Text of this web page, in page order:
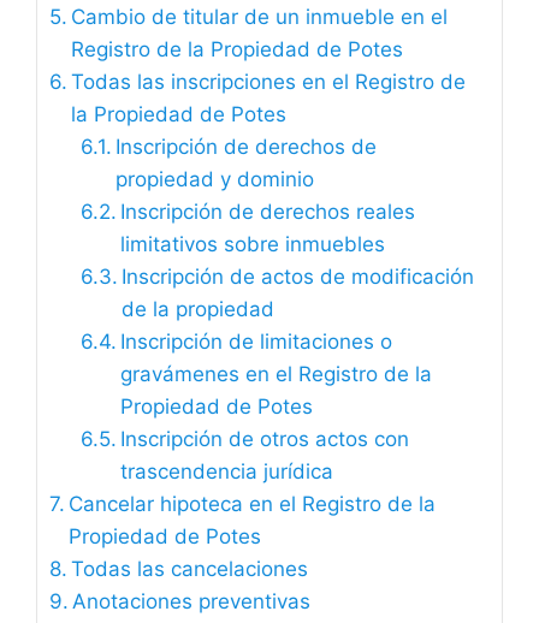
Cambio de titular de un inmueble en el
Registro de la Propiedad de Potes
Todas las inscripciones en el Registro de
la Propiedad de Potes
Inscripción de derechos de
propiedad y dominio
Inscripción de derechos reales
limitativos sobre inmuebles
Inscripción de actos de modificación
de la propiedad
Inscripción de limitaciones o
gravámenes en el Registro de la
Propiedad de Potes
Inscripción de otros actos con
trascendencia jurídica
Cancelar hipoteca en el Registro de la
Propiedad de Potes
Todas las cancelaciones
Anotaciones preventivas